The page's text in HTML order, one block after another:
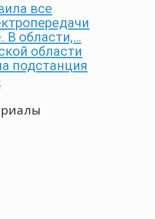
все
В области,…
области
подстанция